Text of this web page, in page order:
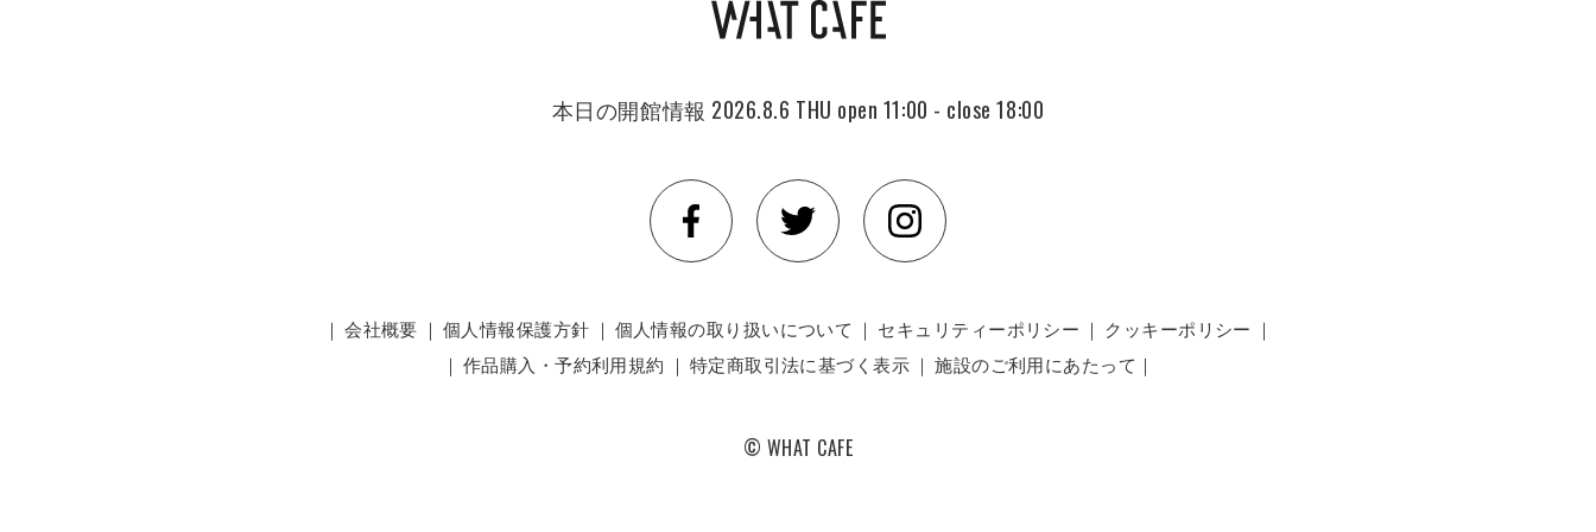
本日の開館情報 2026.8.6 THU open 11:00 - close 18:00
｜会社概要 ｜ 個人情報保護方針 ｜ 個人情報の取り扱いについて ｜ セキュリティーポリシー ｜ クッキーポリシー ｜
｜ 作品購入・予約利用規約 ｜ 特定商取引法に基づく表示 ｜施設のご利用にあたって ｜
© WHAT CAFE